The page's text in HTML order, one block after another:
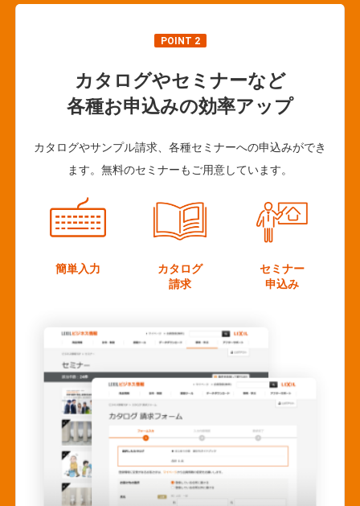
POINT 2
カタログやセミナーなど
各種お申込みの効率アップ
カタログやサンプル請求、各種セミナーへの申込みができ
ます。無料のセミナーもご用意しています。
簡単入力
カタログ
請求
セミナー
申込み